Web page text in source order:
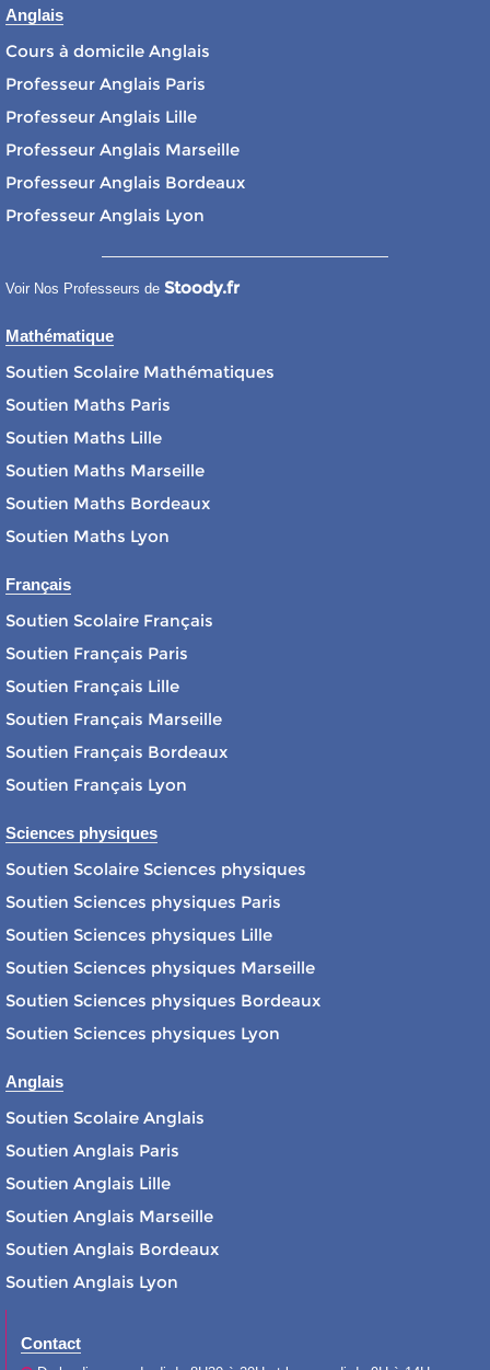
Anglais
Cours à domicile Anglais
Professeur Anglais Paris
Professeur Anglais Lille
Professeur Anglais Marseille
Professeur Anglais Bordeaux
Professeur Anglais Lyon
Voir Nos Professeurs de Stoody.fr
Mathématique
Soutien Scolaire Mathématiques
Soutien Maths Paris
Soutien Maths Lille
Soutien Maths Marseille
Soutien Maths Bordeaux
Soutien Maths Lyon
Français
Soutien Scolaire Français
Soutien Français Paris
Soutien Français Lille
Soutien Français Marseille
Soutien Français Bordeaux
Soutien Français Lyon
Sciences physiques
Soutien Scolaire Sciences physiques
Soutien Sciences physiques Paris
Soutien Sciences physiques Lille
Soutien Sciences physiques Marseille
Soutien Sciences physiques Bordeaux
Soutien Sciences physiques Lyon
Anglais
Soutien Scolaire Anglais
Soutien Anglais Paris
Soutien Anglais Lille
Soutien Anglais Marseille
Soutien Anglais Bordeaux
Soutien Anglais Lyon
Contact